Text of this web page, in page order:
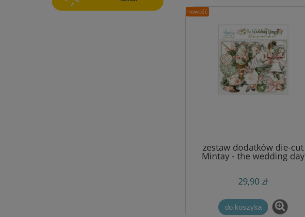
zestaw dodatków die-cut
Mintay - the wedding day
29,90 zł
do koszyka
nowość